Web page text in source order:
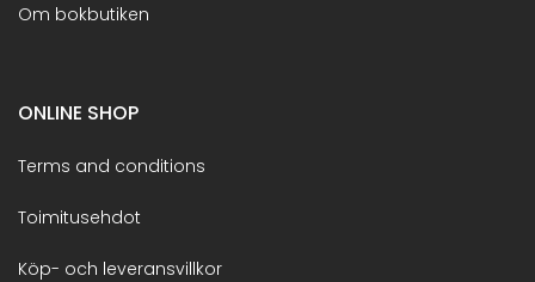
Om bokbutiken
ONLINE SHOP
Terms and conditions
Toimitusehdot
Köp- och leveransvillkor